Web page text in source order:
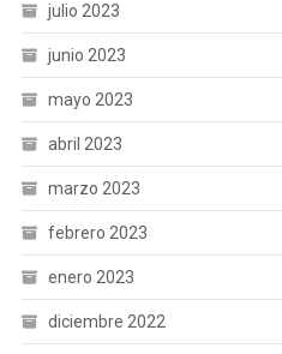
julio 2023
junio 2023
mayo 2023
abril 2023
marzo 2023
febrero 2023
enero 2023
diciembre 2022